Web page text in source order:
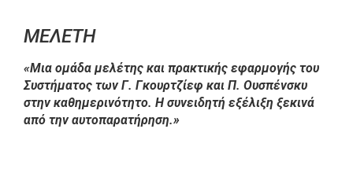
ΜΕΛΕΤΗ
«Μια ομάδα μελέτης και πρακτικής εφαρμογής του
Συστήματος των Γ. Γκουρτζίεφ και Π. Ουσπένσκυ
στην καθημερινότητο. Η συνειδητή εξέλιξη ξεκινά
από την αυτοπαρατήρηση.»